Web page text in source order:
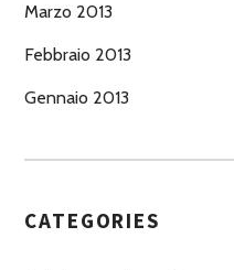
Marzo 2013
Febbraio 2013
Gennaio 2013
CATEGORIES